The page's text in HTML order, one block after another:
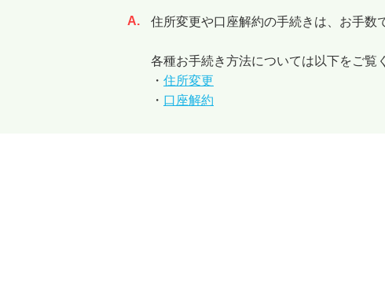
回答
住所変更や口座解約の手続きは、お手数
各種お手続き方法については以下をご覧
・ 住所変更
・ 口座解約